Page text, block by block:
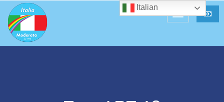
Italian